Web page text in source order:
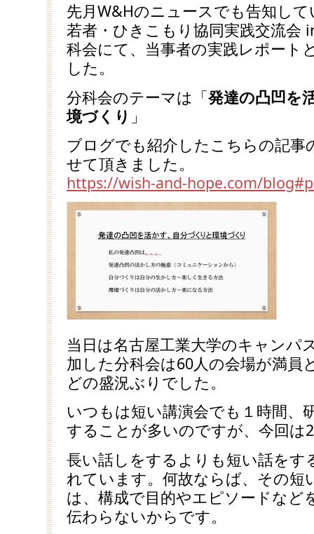
先月W&Hのニュースでも告知し
若者・ひきこもり協同実践交流会
科会にて、当事者の実践レポート
した。
分科会のテーマは「発達の凸凹を
境づくり 」
ブログでも紹介したこちらの記事
せて頂きました。
https://wish-and-hope.com/
当日は名古屋工業大学のキャンパ
加した分科会は60人の会場が満員
どの盛況ぶりでした。
いつもは短い講演会でも１時間、
することが多いのですが、今回は
長い話しをするよりも短い話をす
れています。何故ならば、その短
は、構成で目的やエピソードなど
伝わらないからです。